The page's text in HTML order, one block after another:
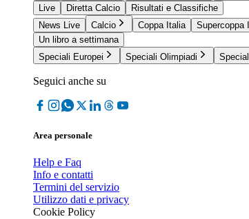
Live
Diretta Calcio
Risultati e Classifiche
News Live
Calcio Coppa Italia Supercoppa
Un libro a settimana
Speciali Europei
Speciali Olimpiadi
Seguici anche su
Area personale
Help e Faq
Info e contatti
Termini del servizio
Utilizzo dati e privacy
Cookie Policy